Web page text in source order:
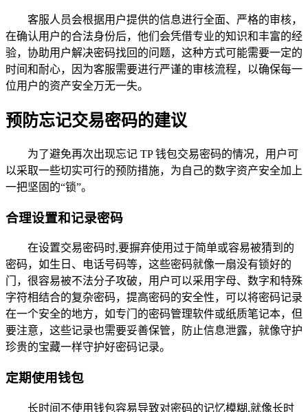
客服人员会根据用户提供的信息进行全面、严格的审核，
在确认用户的合法身份后，他们会凭借专业的知识和丰富的经
验，协助用户解决密码找回的问题，这种方式可能需要一定的
时间和耐心，因为客服需要进行严谨的审核流程，以确保每一
位用户的资产安全万无一失。
预防忘记交易密码的建议
为了避免再次出现忘记 TP 钱包交易密码的情况，用户可
以采取一些切实可行的预防措施，为自己的数字资产安全加上
一把坚固的“锁”。
合理设置和记录密码
在设置交易密码时,要摒弃使用过于简单或容易被猜到的
密码，如生日、电话号码等，这些密码就像一扇没有锁好的
门，很容易被不法分子攻破，用户可以采用字母、数字和特殊
字符相结合的复杂密码，提高密码的安全性，可以将密码记录
在一个安全的地方，如专门的密码管理软件或纸质笔记本，但
要注意，这些记录也需要妥善保管，防止信息泄露，就像守护
珍贵的宝藏一样守护好密码记录。
定期使用钱包
长时间不使用钱包容易导致对密码的记忆模糊,就像长时